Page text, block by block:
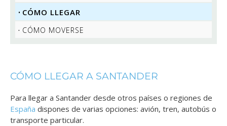
CÓMO LLEGAR
CÓMO MOVERSE
CÓMO LLEGAR A SANTANDER
Para llegar a Santander desde otros países o regiones de
España dispones de varias opciones: avión, tren, autobús o
transporte particular.